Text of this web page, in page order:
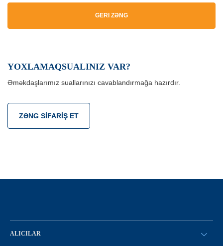
GERI ZƏNG
YOXLAMAQSUALINIZ VAR?
Əməkdaşlarımız suallarınızı cavablandırmağa hazırdır.
ZƏNG SIFARIŞ ET
ALICILAR